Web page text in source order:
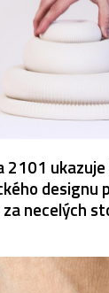
2101
designu
za necelých